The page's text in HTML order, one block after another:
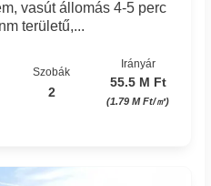
vasút állomás 4-5 perc
területű,...
Szobák
2
Irányár
55.5 M Ft
(1.79 M Ft/㎡)